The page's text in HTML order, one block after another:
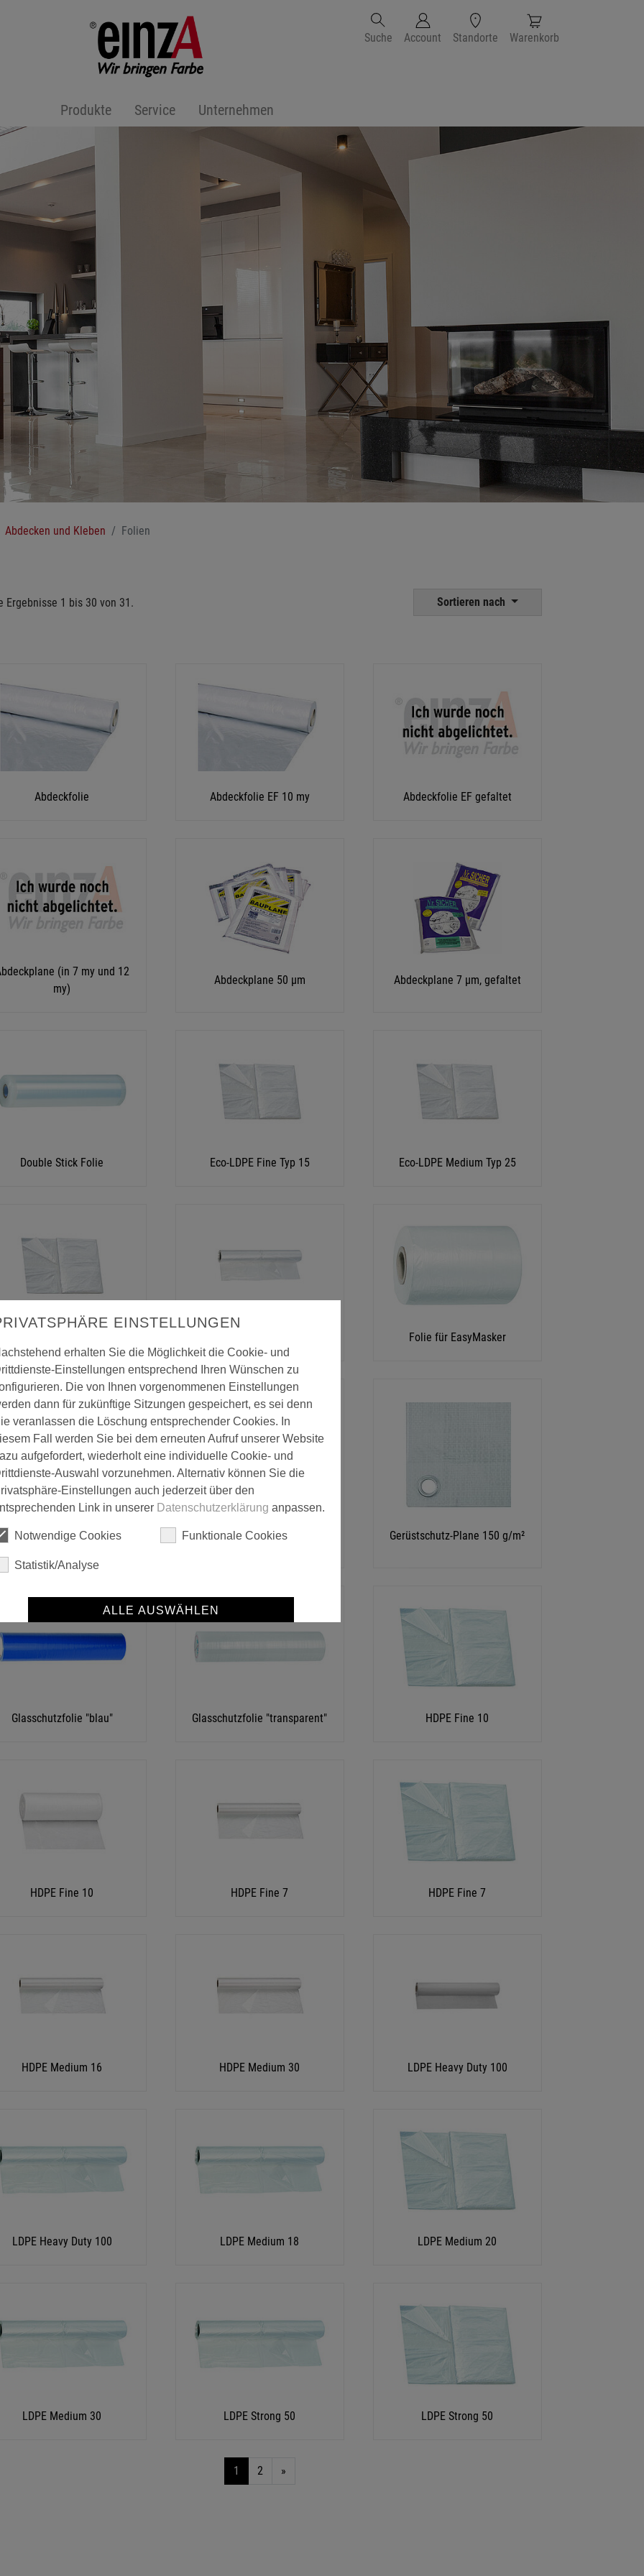
Produkte Service Unternehmen
Suche Account Standorte Warenkorb
Abdecken und Kleben Folien
Ergebnisse 1 bis 30 von 31. Sortieren nach
Abdeckfolie Abdeckfolie EF 10 my Abdeckfolie EF gefaltet
(in 7 my und 12
my)
Abdeckplane 50 µm Abdeckplane 7 µm, gefaltet
Double Stick Folie Eco-LDPE Fine Typ 15 Eco-LDPE Medium Typ 25
Folie für EasyMasker
mit Reißverschluss
L-Form
U-Form
Gerüstschutz-Plane 150 g/m²
Glasschutzfolie "blau" Glasschutzfolie "transparent" HDPE Fine 10
HDPE Fine 10 HDPE Fine 7 HDPE Fine 7
HDPE Medium 16 HDPE Medium 30 LDPE Heavy Duty 100
LDPE Heavy Duty 100 LDPE Medium 18 LDPE Medium 20
LDPE Medium 30 LDPE Strong 50 LDPE Strong 50
1 2 »
EINSTELLUNGEN
erhalten Sie die Möglichkeit die Cookie- und
Einstellungen entsprechend Ihren Wünschen zu
Die von Ihnen vorgenommenen Einstellungen
dann für zukünftige Sitzungen gespeichert, es sei denn
veranlassen die Löschung entsprechender Cookies. In
Fall werden Sie bei dem erneuten Aufruf unserer Website
aufgefordert, wiederholt eine individuelle Cookie- und
Auswahl vorzunehmen. Alternativ können Sie die
Einstellungen auch jederzeit über den
Link in unserer Datenschutzerklärung anpassen.
Notwendige Cookies Funktionale Cookies
Statistik/Analyse
ALLE AUSWÄHLEN
SPEICHERN